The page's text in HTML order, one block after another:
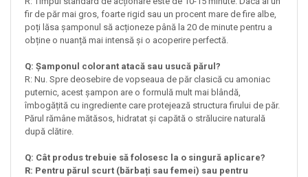
fir de păr mai gros, foarte rigid sau un procent mare de fire albe,
poți lăsa șamponul să acționeze până la 20 de minute pentru a
obține o nuanță mai intensă și o acoperire perfectă.
Q: Șamponul colorant atacă sau usucă părul?
R: Nu. Spre deosebire de vopseaua de păr clasică cu amoniac
puternic, acest șampon are o formulă mult mai blândă,
îmbogățită cu ingrediente care protejează structura firului de păr.
Părul rămâne mătăsos, hidratat și capătă o strălucire naturală
după clătire.
Q: Cât produs trebuie să folosesc la o singură aplicare?
R: Pentru părul scurt (bărbați sau femei) sau pentru